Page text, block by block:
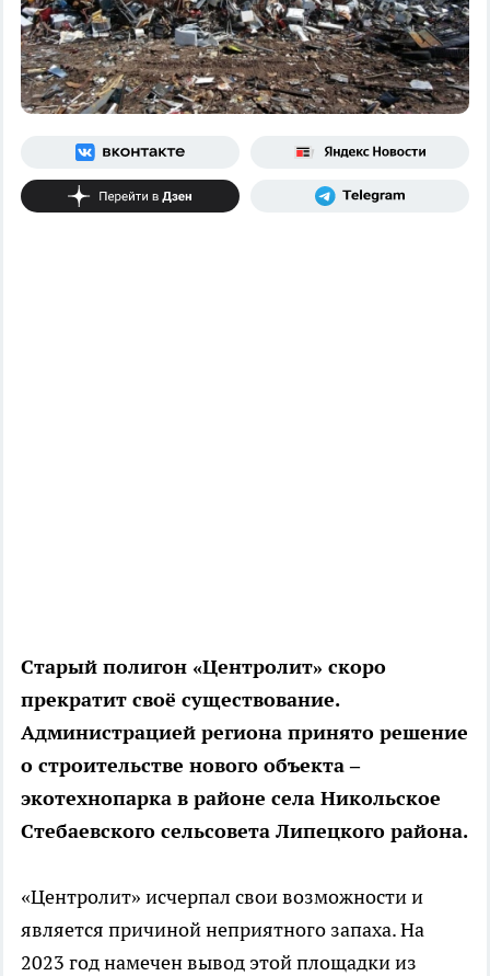
Старый полигон «Центролит» скоро
прекратит своё существование.
Администрацией региона принято решение
о строительстве нового объекта –
экотехнопарка в районе села Никольское
Стебаевского сельсовета Липецкого района.
«Центролит» исчерпал свои возможности и
является причиной неприятного запаха. На
2023 год намечен вывод этой площадки из